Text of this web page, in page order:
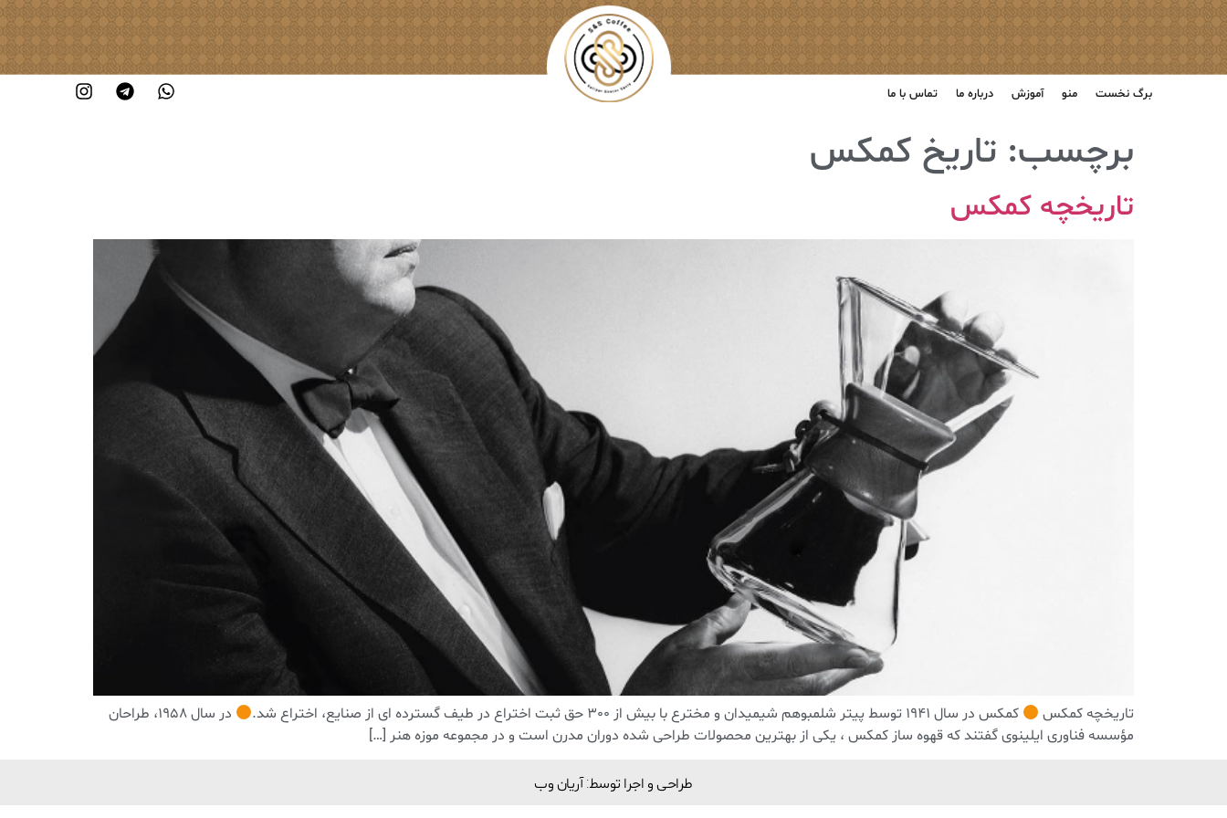
برگ نخست منو آموزش درباره ما تماس با ما
برچسب: تاریخ کمکس
تاریخچه کمکس
تاریخچه کمکس کمکس در سال 1941 توسط پیتر شلمبوهم شیمیدان و مخترع با بیش از 300 حق ثبت اختراع در طیف گسترده ای از صنایع، اختراع شد.
در سال 1958، طراحان
مؤسسه فناوری ایلینوی گفتند که قهوه ساز کمکس ، یکی از بهترین محصولات طراحی شده دوران مدرن است و در مجموعه موزه هنر […]
طراحی و اجرا توسط: آریان وب